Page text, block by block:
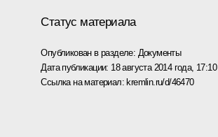
Статус материала
Опубликован в разделе: Документы
Дата публикации: 18 августа 2014 года, 17:10
Ссылка на материал: kremlin.ru/d/46470